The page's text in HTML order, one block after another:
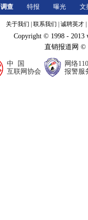
调查
特报
曝光
文
关于我们 联系我们 诚聘英才
Copyright © 1998 - 2013
直销报道网
中 国
互联网协会
网络110
报警服